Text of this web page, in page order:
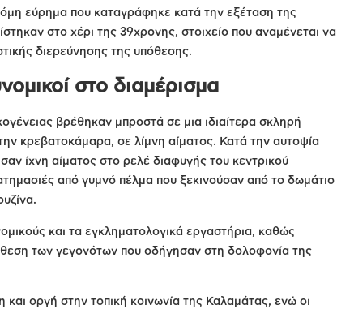
εύρημα που καταγράφηκε κατά την εξέταση της
στο χέρι της 39χρονης, στοιχείο που αναμένεται να
διερεύνησης της υπόθεσης.
στο διαμέρισμα
βρέθηκαν μπροστά σε μια ιδιαίτερα σκληρή
κρεβατοκάμαρα, σε λίμνη αίματος. Κατά την αυτοψία
ίχνη αίματος στο ρελέ διαφυγής του κεντρικού
από γυμνό πέλμα που ξεκινούσαν από το δωμάτιο
και τα εγκληματολογικά εργαστήρια, καθώς
των γεγονότων που οδήγησαν στη δολοφονία της
και οργή στην τοπική κοινωνία της Καλαμάτας, ενώ οι